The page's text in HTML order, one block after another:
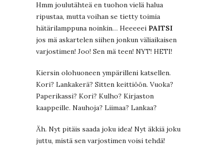
Hmm joulutähteä en tuohon vielä halua
ripustaa, mutta voihan se tietty toimia
hätärilamppuna noinkin… Heeeeei PAITSI
jos mä askartelen siihen jonkun väliaikaisen
varjostimen! Joo! Sen mä teen! NYT! HETI!
Kiersin olohuoneen ympärilleni katsellen.
Kori? Lankakerä? Sitten keittiöön. Vuoka?
Paperikassi? Kori? Kulho? Kirjaston
kaappeille. Nauhoja? Liimaa? Lankaa?
Äh. Nyt pitäis saada joku idea! Nyt äkkiä joku
juttu, mistä sen varjostimen voisi tehdä!